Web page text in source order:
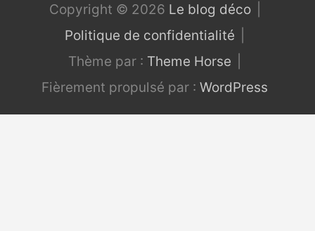
Copyright © 2026 Le blog déco
Politique de confidentialité
Thème par : Theme Horse
Fièrement propulsé par : WordPress